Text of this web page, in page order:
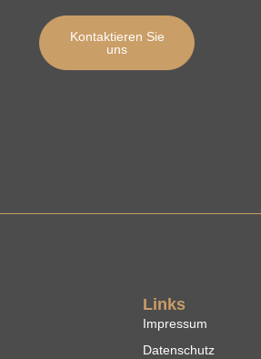
Kontaktieren Sie
uns
Links
Impressum
Datenschutz